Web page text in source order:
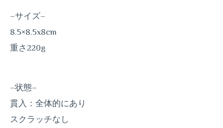
–サイズ–
8.5×8.5x8cm
重さ220g
–状態–
貫入：全体的にあり
スクラッチなし